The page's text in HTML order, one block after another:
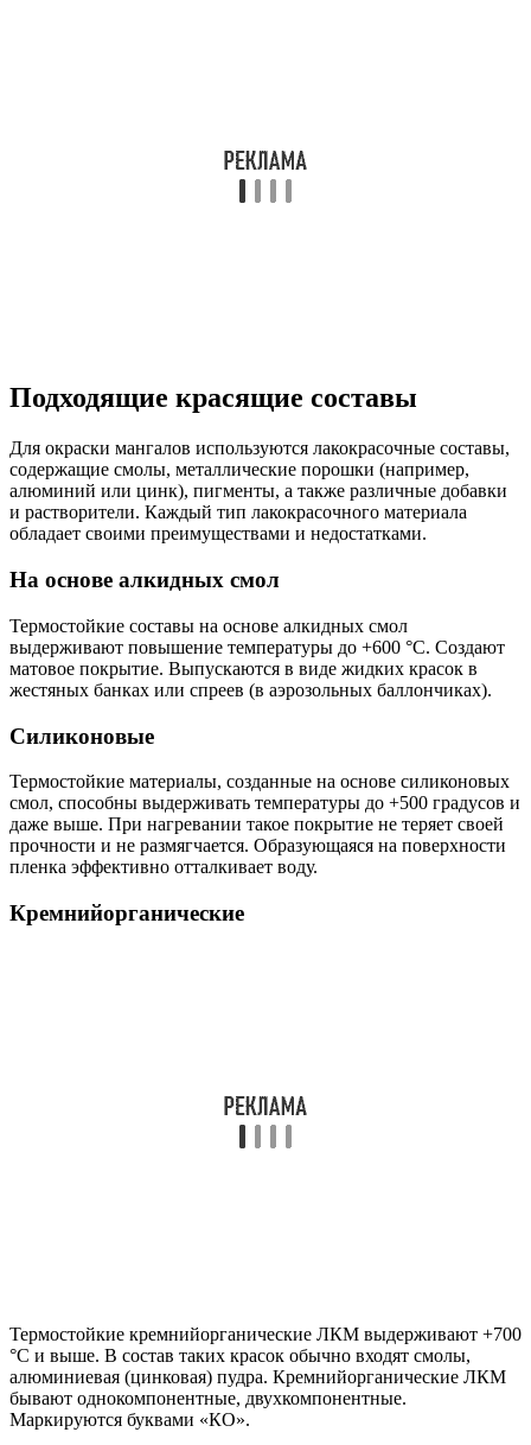
Подходящие красящие составы
Для окраски мангалов используются лакокрасочные составы,
содержащие смолы, металлические порошки (например,
алюминий или цинк), пигменты, а также различные добавки
и растворители. Каждый тип лакокрасочного материала
обладает своими преимуществами и недостатками.
На основе алкидных смол
Термостойкие составы на основе алкидных смол
выдерживают повышение температуры до +600 °C. Создают
матовое покрытие. Выпускаются в виде жидких красок в
жестяных банках или спреев (в аэрозольных баллончиках).
Силиконовые
Термостойкие материалы, созданные на основе силиконовых
смол, способны выдерживать температуры до +500 градусов и
даже выше. При нагревании такое покрытие не теряет своей
прочности и не размягчается. Образующаяся на поверхности
пленка эффективно отталкивает воду.
Кремнийорганические
Термостойкие кремнийорганические ЛКМ выдерживают +700
°C и выше. В состав таких красок обычно входят смолы,
алюминиевая (цинковая) пудра. Кремнийорганические ЛКМ
бывают однокомпонентные, двухкомпонентные.
Маркируются буквами «КО».